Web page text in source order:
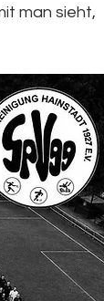
man sieht,